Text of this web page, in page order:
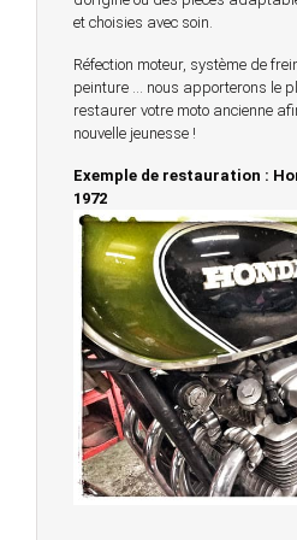
et choisies avec soin.
Réfection moteur, système de
peinture … nous apporterons le
restaurer votre moto ancienne
nouvelle jeunesse !
Exemple de restauration :
1972
© 2023 -Chambourcy
Forêt - 78240 -
Garage Motos et Scooters
service entre Saint
Achat de motos et scooters -
- Concessionnaire